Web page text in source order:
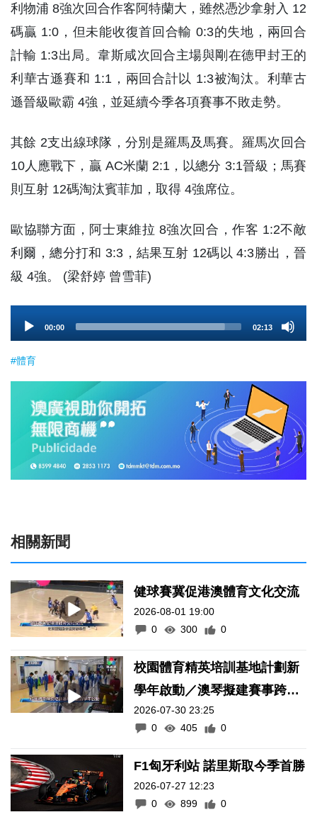
利物浦 8強次回合作客阿特蘭大，雖然憑沙拿射入 12
碼贏 1:0，但未能收復首回合輸 0:3的失地，兩回合
計輸 1:3出局。韋斯咸次回合主場與剛在德甲封王的
利華古遜賽和 1:1，兩回合計以 1:3被淘汰。利華古
遜晉級歐霸 4強，並延續今季各項賽事不敗走勢。
其餘 2支出線球隊，分別是羅馬及馬賽。羅馬次回合
10人應戰下，贏 AC米蘭 2:1，以總分 3:1晉級；馬賽
則互射 12碼淘汰賓菲加，取得 4強席位。
歐協聯方面，阿士東維拉 8強次回合，作客 1:2不敵
利爾，總分打和 3:3，結果互射 12碼以 4:3勝出，晉
級 4強。 (梁舒婷 曾雪菲)
Player
00:00 02:13
#體育
相關新聞
健球賽冀促港澳體育文化交流
2026-08-01 19:00
0
300 0
校園體育精英培訓基地計劃新
學年啟動／澳琴擬建賽事跨境
通關便利化機制
2026-07-30 23:25
0
405 0
F1匈牙利站 諾里斯取今季首勝
2026-07-27 12:23
0
899 0